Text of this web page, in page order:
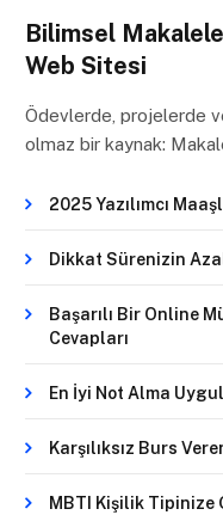
Bilimsel
Web Sitesi
Ödevlerde, projelerde
olmaz bir kaynak:
2025 Yazılımcı
Dikkat Sürenizin
Başarılı Bir Online
Cevapları
En İyi Not Alma
Karşılıksız Burs
MBTI Kişilik Tipinize